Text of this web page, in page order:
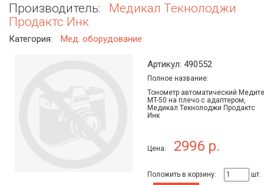
Производитель:
Медикал Текнолоджи
Продактс Инк
Категория: Мед. оборудование
Артикул: 490552
Полное название:
Тонометр автоматический
MT-50 на плечо с адаптером,
Медикал Текнолоджи Продактс
Инк
Цена: 2996 р.
Положить в корзину:
шт.